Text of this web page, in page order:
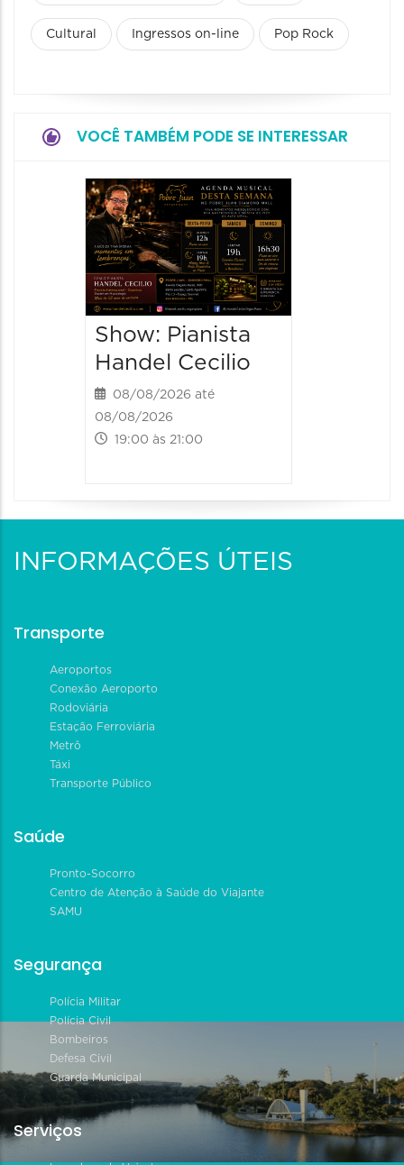
Cultural Ingressos on-line Pop Rock
VOCÊ TAMBÉM PODE SE INTERESSAR
Show: Pianista
Handel Cecilio
08/08/2026 até
08/08/2026
19:00 às 21:00
INFORMAÇÕES ÚTEIS
Transporte
Aeroportos
Conexão Aeroporto
Rodoviária
Estação Ferroviária
Metrô
Táxi
Transporte Público
Saúde
Pronto-Socorro
Centro de Atenção à Saúde do Viajante
SAMU
Segurança
Polícia Militar
Polícia Civil
Bombeiros
Defesa Civil
Guarda Municipal
Serviços